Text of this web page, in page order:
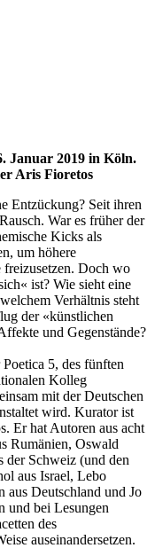
Januar 2019 in Köln.
Aris Fioretos
Entzückung? Seit ihren
War es früher der
Kicks als
um höhere
freizusetzen. Doch wo
ist? Wie sieht eine
Verhältnis steht
der «künstlichen
und Gegenstände?
5, des fünften
Kolleg
mit der Deutschen
wird. Kurator ist
Er hat Autoren aus acht
Rumänien, Oswald
der Schweiz (und den
aus Israel, Lebo
aus Deutschland und Jo
und bei Lesungen
des
auseinandersetzen.